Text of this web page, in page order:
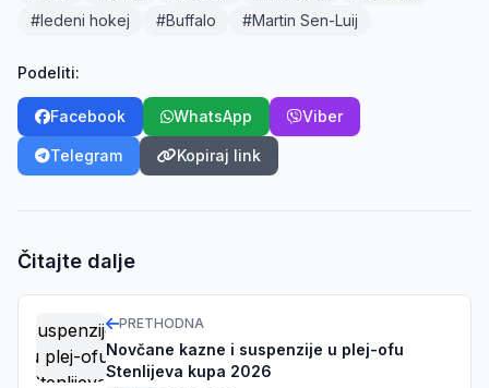
#ledeni hokej
#Buffalo #Martin Sen-Luij
Podeliti:
Facebook WhatsApp Viber
Telegram Kopiraj link
Čitajte dalje
PRETHODNA
Novčane kazne i suspenzije u plej-ofu
Stenlijeva kupa 2026